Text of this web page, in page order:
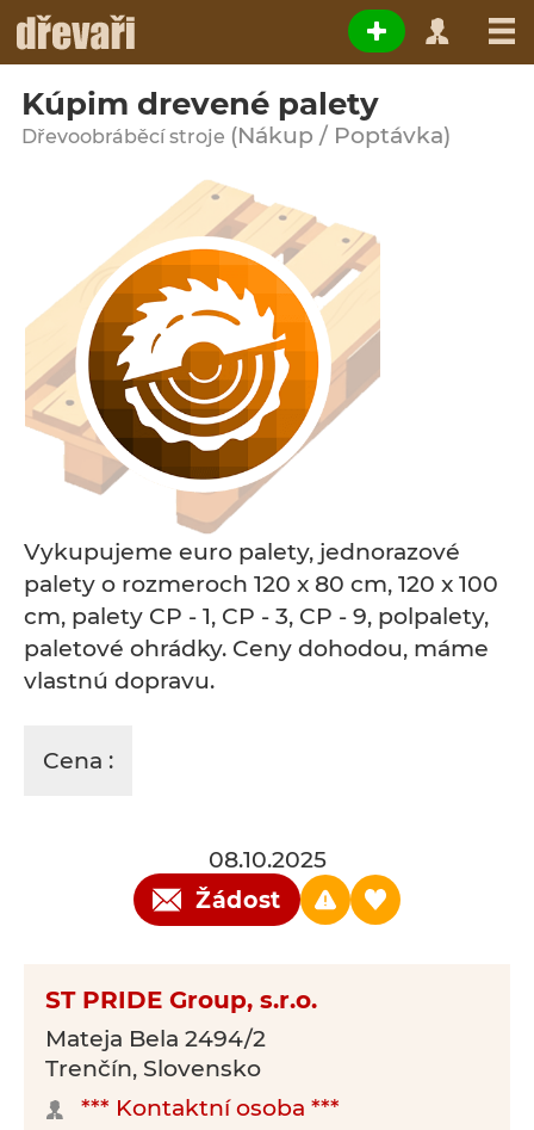
Kúpim drevené palety
Dřevoobráběcí stroje (Nákup / Poptávka)
Vykupujeme euro palety, jednorazové
palety o rozmeroch 120 x 80 cm, 120 x 100
cm, palety CP - 1, CP - 3, CP - 9, polpalety,
paletové ohrádky. Ceny dohodou, máme
vlastnú dopravu.
Cena :
08.10.2025
Žádost
ST PRIDE Group, s.r.o.
Mateja Bela 2494/2
Trenčín, Slovensko
*** Kontaktní osoba ***